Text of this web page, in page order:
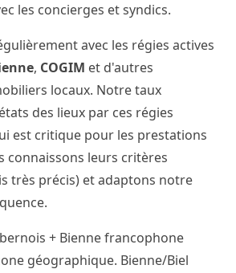
les concierges et syndics.
avec les régies actives
, COGIM et d'autres
locaux. Notre taux
des lieux par ces régies
est critique pour les prestations
connaissons leurs critères
très précis) et adaptons notre
+ Bienne francophone
géographique. Bienne/Biel